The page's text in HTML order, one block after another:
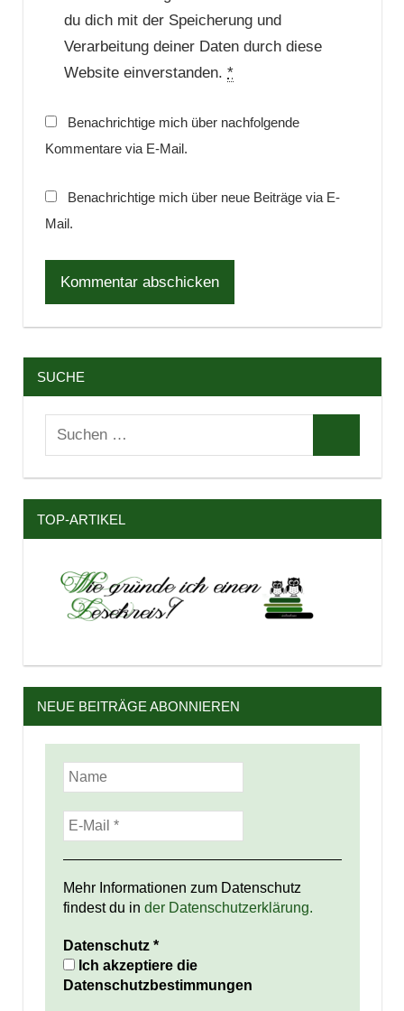
du dich mit der Speicherung und
Verarbeitung deiner Daten durch diese
Website einverstanden. *
Benachrichtige mich über nachfolgende
Kommentare via E-Mail.
Benachrichtige mich über neue Beiträge via E-
Mail.
SUCHE
Suchen
TOP-ARTIKEL
NEUE BEITRÄGE ABONNIEREN
Mehr Informationen zum Datenschutz
findest du in der Datenschutzerklärung.
Datenschutz *
Ich akzeptiere die
Datenschutzbestimmungen